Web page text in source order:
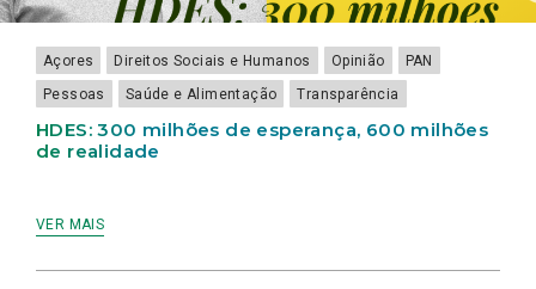
Açores Direitos Sociais e Humanos Opinião
PAN
Pessoas
Saúde e Alimentação Transparência
HDES: 300 milhões de esperança, 600 milhões
de realidade
VER MAIS